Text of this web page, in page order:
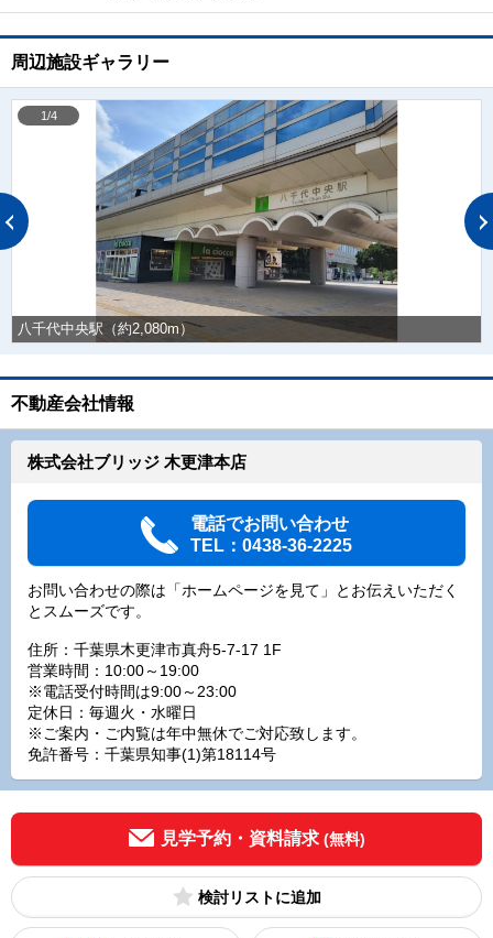
周辺施設ギャラリー
八千代中央駅（約2,080m）
1/4
不動産会社情報
株式会社ブリッジ 木更津本店
電話でお問い合わせ
TEL：0438-36-2225
お問い合わせの際は「ホームページを見て」とお伝えいただく
とスムーズです。
住所：千葉県木更津市真舟5-7-17 1F
営業時間：10:00～19:00
※電話受付時間は9:00～23:00
定休日：毎週火・水曜日
※ご案内・ご内覧は年中無休でご対応致します。
免許番号：千葉県知事(1)第18114号
見学予約・資料請求 (無料)
検討リスト